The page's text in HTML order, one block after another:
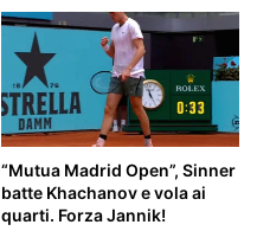
“Mutua Madrid Open”, Sinner
batte Khachanov e vola ai
quarti. Forza Jannik!